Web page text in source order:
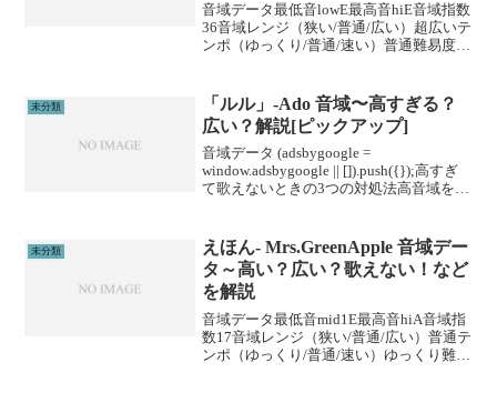
音域データ最低音lowE最高音hiE音域指数
36音域レンジ（狭い/普通/広い）超広いテ
ンポ（ゆっくり/普通/速い）普通難易度
(adsbygoogle = wind...
未分類
「ルル」-Ado 音域〜高すぎる？
広い？解説[ピックアップ]
音域データ (adsbygoogle =
window.adsbygoogle || []).push({});高すぎ
て歌えないときの3つの対処法高音域を広
ルに通うこと...
未分類
えほん- Mrs.GreenApple 音域デー
タ～高い？広い？歌えない！など
を解説
音域データ最低音mid1E最高音hiA音域指
数17音域レンジ（狭い/普通/広い）普通テ
ンポ（ゆっくり/普通/速い）ゆっくり難易